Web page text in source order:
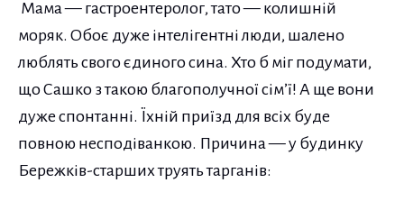
Мама — гастроентеролог, тато — колишній
моряк. Обоє дуже інтелігентні люди, шалено
люблять свого єдиного сина. Хто б міг подумати,
що Сашко з такою благополучної сім’ї! А ще вони
дуже спонтанні. Їхній приїзд для всіх буде
повною несподіванкою. Причина — у будинку
Бережків-старших труять тарганів: